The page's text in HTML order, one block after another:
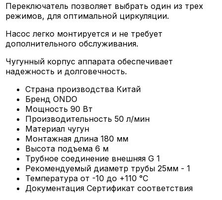
Переключатель позволяет выбрать один из трех
режимов, для оптимальной циркуляции.
Насос легко монтируется и не требует
дополнительного обслуживания.
Чугунный корпус аппарата обеспечивает
надежность и долговечность.
Страна производства Китай
Бренд ONDO
Мощность 90 Вт
Производительность 50 л/мин
Материал чугун
Монтажная длина 180 мм
Высота подъема 6 м
Трубное соединение внешняя G 1
Рекомендуемый диаметр трубы 25мм - 1
Температура от -10 до +110 °С
Документация Сертификат соответствия